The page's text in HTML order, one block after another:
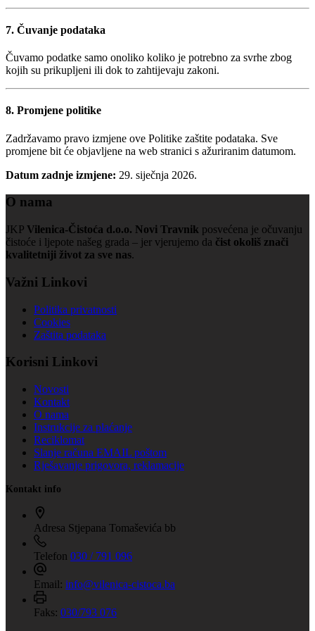
7. Čuvanje podataka
Čuvamo podatke samo onoliko koliko je potrebno za svrhe zbog
kojih su prikupljeni ili dok to zahtijevaju zakoni.
8. Promjene politike
Zadržavamo pravo izmjene ove Politike zaštite podataka. Sve
promjene bit će objavljene na web stranici s ažuriranim datumom.
Datum zadnje izmjene: 29. siječnja 2026.
O nama
JKP Vilenica-Čistoća d.o.o. Novi Travnik posvećena je očuvanju
čistoće i ljepote našeg grada – jer vjerujemo da čist okoliš znači
kvalitetniji život za sve nas.
Važni Linkovi
Politika privatnosti
Cookies
Zaštita podataka
Korisni Linkovi
Novosti
Kontakt
O nama
Instrukcije za plaćanje
Reciklomat
Slanje računa EMAIL poštom
Rješavanje prigovora, reklamacije
Kontakt info
Adresa Stjepana Tomaševića bb
Telefon 030 / 791 096
Email: info@vilenica-cistoca.ba
Faks: 030/793 076